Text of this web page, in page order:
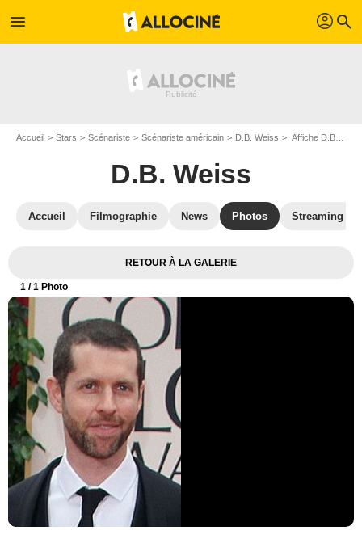
menu profil search
Accueil Stars Scénariste Scénariste américain D.B. Weiss Affiche D.B. Weiss
D.B. Weiss
Accueil Filmographie News Photos Streaming
RETOUR À LA GALERIE
1 / 1 Photo